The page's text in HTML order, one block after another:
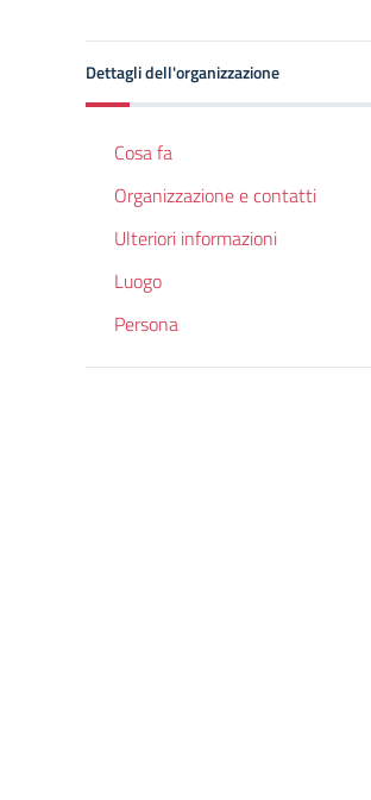
Dettagli dell'organizzazione
Cosa fa
Organizzazione e contatti
Ulteriori informazioni
Luogo
Persona